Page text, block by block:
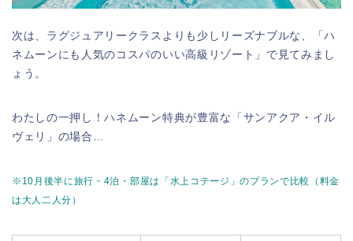
次は、ラグジュアリークラスよりも少しリーズナブルな、「ハ
ネムーンにも人気のコスパのいい高級リゾート」で見てみまし
ょう。
わたしの一押し！ハネムーン特典が豊富な「サンアクア・イル
ヴェリ」の場合…
※10月後半に旅行・4泊・部屋は「水上コテージ」のプランで比較（料金
は大人二人分）